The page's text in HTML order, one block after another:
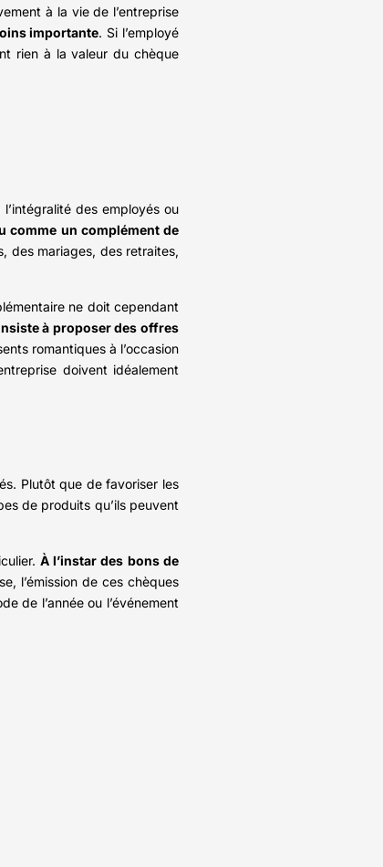
à la vie de l’entreprise
importante. Si l’employé
rien à la valeur du chèque
des employés ou
comme un complément de
des mariages, des retraites,
ne doit cependant
à proposer des offres
romantiques à l’occasion
doivent idéalement
Plutôt que de favoriser les
de produits qu’ils peuvent
À l’instar des bons de
l’émission de ces chèques
de l’année ou l’événement